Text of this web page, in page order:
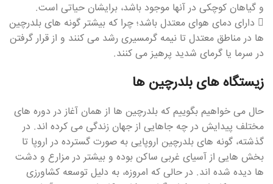
و گیاهان کوچکی در آنها موجود باشد، برایشان حیاتی است.
 دارای دمای هوای معتدل باشد؛ چرا که بیشتر گونه های بلدرچین
ها در مناطق معتدل تا نیمه گرمسیری رشد می کنند و از قرار گرفتن
در سرما یا گرمای شدید پرهیز می کنند.
زیستگاه های بلدرچین ها
حال می خواهیم بگوییم که بلدرچین ها از همان آغاز در دوره های
مختلف پیدایش در چه جاهایی از جهان زندگی می کرده اند. در
گذشته، گونه های بلدرچین اروپایی به صورت گسترده در اروپا تا
بخش هایی از آسیای غربی ساکن بوده و بیشتر در مزارع و دشت
ها دیده شده اند. در حالی که امروزه، به دلیل توسعه کشاورزی